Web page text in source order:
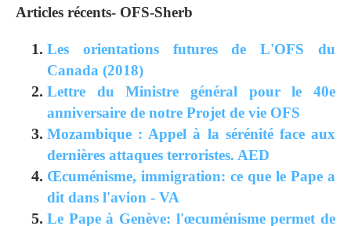
Articles récents- OFS-Sherb
Les orientations futures de L'OFS du
Canada (2018)
Lettre du Ministre général pour le 40e
anniversaire de notre Projet de vie OFS
Mozambique : Appel à la sérénité face aux
dernières attaques terroristes. AED
Œcuménisme, immigration: ce que le Pape a
dit dans l'avion - VA
Le Pape à Genève: l'œcuménisme permet de